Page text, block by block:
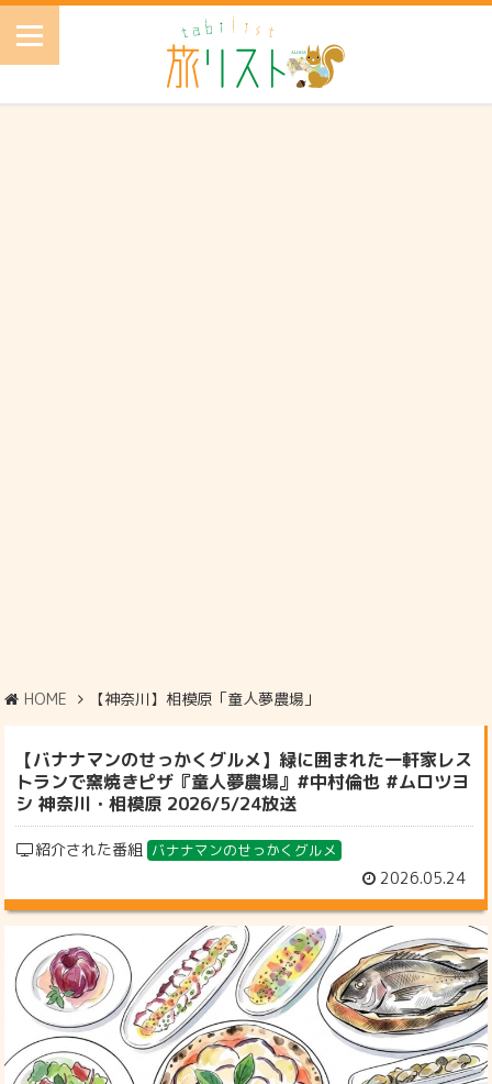
HOME 【神奈川】相模原「童人夢農場」
【バナナマンのせっかくグルメ】緑に囲まれた一軒家レス
トランで窯焼きピザ『童人夢農場』#中村倫也 #ムロツヨ
シ 神奈川・相模原 2026/5/24放送
紹介された番組 バナナマンのせっかくグルメ
2026.05.24